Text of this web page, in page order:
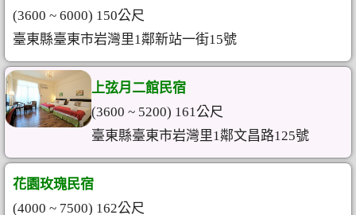
(3600 ~ 6000) 150公尺
臺東縣臺東市岩灣里1鄰新站一街15號
上弦月二館民宿
(3600 ~ 5200) 161公尺
臺東縣臺東市岩灣里1鄰文昌路125號
花園玫瑰民宿
(4000 ~ 7500) 162公尺